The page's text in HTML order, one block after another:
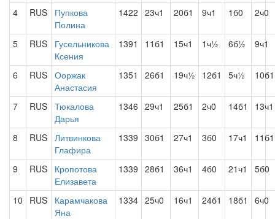
4 RUS
Пупкова
Полина
1422 23ч1 20б1 9ч1 1б0 2ч0
5 RUS
Гусельникова
Ксения
1391 11б1 15ч1 1ч½ 6б½ 9ч1
6 RUS Ооржак
Анастасия
1351 26б1 19ч½ 12б1 5ч½ 10б1
7 RUS Тюкалова
Дарья
1346 29ч1 25б1 2ч0 14б1 13ч1
8 RUS Литвинкова
Глафира
1339 30б1 27ч1 3б0 17ч1 11б1
9 RUS
Кропотова
Елизавета
1339 28б1 36ч1 4б0 21ч1 5б0
10 RUS
Карамчакова
Яна
1334 25ч0 16ч1 24б1 18б1 6ч0